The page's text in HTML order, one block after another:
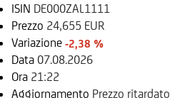
ISIN DE000ZAL1111
Prezzo 24,655 EUR
Variazione -2,38 %
Data 07.08.2026
Ora 21:22
Aggiornamento Prezzo ritardato